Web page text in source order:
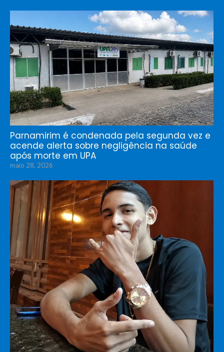
Parnamirim é condenada pela segunda vez e
acende alerta sobre negligência na saúde
após morte em UPA
maio 28, 2026